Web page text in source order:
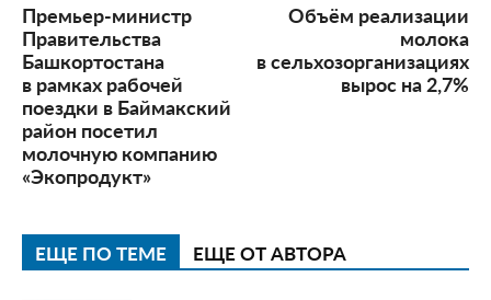
Премьер-министр
Правительства
Башкортостана
в рамках рабочей
поездки в Баймакский
район посетил
молочную компанию
«Экопродукт»
Объём реализации
молока
в сельхозорганизациях
вырос на 2,7%
ЕЩЕ ПО ТЕМЕ ЕЩЕ ОТ АВТОРА